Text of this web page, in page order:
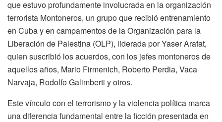
que estuvo profundamente involucrada en la organización
terrorista Montoneros, un grupo que recibió entrenamiento
en Cuba y en campamentos de la Organización para la
Liberación de Palestina (OLP), liderada por Yaser Arafat,
quien suscribió los acuerdos, con los jefes montoneros de
aquellos años, Mario Firmenich, Roberto Perdia, Vaca
Narvaja, Rodolfo Galimberti y otros.
Este vínculo con el terrorismo y la violencia política marca
una diferencia fundamental entre la ficción presentada en